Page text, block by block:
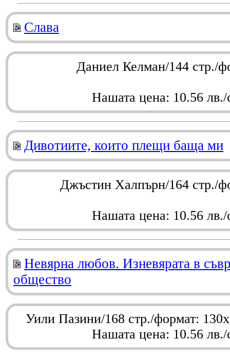
Слава
Даниел Келман/144 стр./
Нашата цена: 10.56 лв./
Дивотиите, които плещи баща ми
Джъстин Халпърн/164 стр./
Нашата цена: 10.56 лв./
Невярна любов. Изневярата в
общество
Уили Пазини/168 стр./формат:
Нашата цена: 10.56 лв./